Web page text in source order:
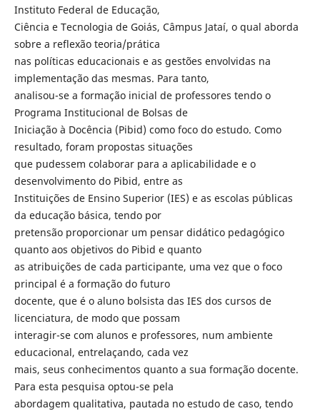
Instituto Federal de Educação,
Ciência e Tecnologia de Goiás, Câmpus Jataí, o qual aborda
sobre a reflexão teoria/prática
nas políticas educacionais e as gestões envolvidas na
implementação das mesmas. Para tanto,
analisou-se a formação inicial de professores tendo o
Programa Institucional de Bolsas de
Iniciação à Docência (Pibid) como foco do estudo. Como
resultado, foram propostas situações
que pudessem colaborar para a aplicabilidade e o
desenvolvimento do Pibid, entre as
Instituições de Ensino Superior (IES) e as escolas públicas
da educação básica, tendo por
pretensão proporcionar um pensar didático pedagógico
quanto aos objetivos do Pibid e quanto
as atribuições de cada participante, uma vez que o foco
principal é a formação do futuro
docente, que é o aluno bolsista das IES dos cursos de
licenciatura, de modo que possam
interagir-se com alunos e professores, num ambiente
educacional, entrelaçando, cada vez
mais, seus conhecimentos quanto a sua formação docente.
Para esta pesquisa optou-se pela
abordagem qualitativa, pautada no estudo de caso, tendo